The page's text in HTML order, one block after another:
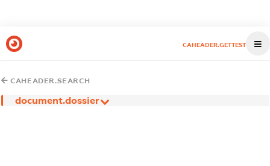
CAHEADER.GETTEST
CAHEADER.SEARCH
document.dossier